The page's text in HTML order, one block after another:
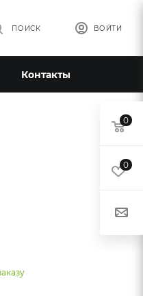
ВОЙТИ
ПОИСК
Контакты
0
0